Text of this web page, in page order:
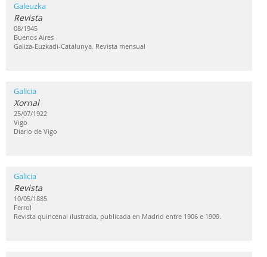
Galeuzka
Revista
08/1945
Buenos Aires
Galiza-Euzkadi-Catalunya. Revista mensual
Galicia
Xornal
25/07/1922
Vigo
Diario de Vigo
Galicia
Revista
10/05/1885
Ferrol
Revista quincenal ilustrada, publicada en Madrid entre 1906 e 1909.